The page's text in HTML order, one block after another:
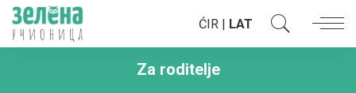
ĆIR | LAT
Za roditelje